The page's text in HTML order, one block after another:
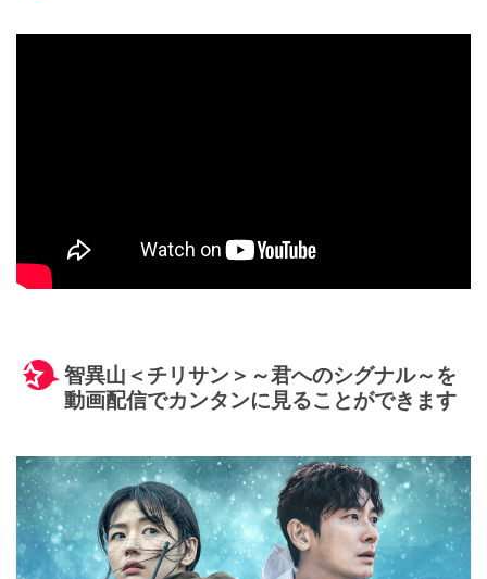
智異山＜チリサン＞～君へのシグナル～を
動画配信でカンタンに見ることができます